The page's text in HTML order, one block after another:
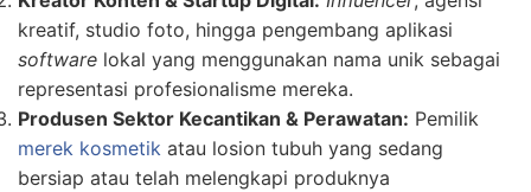
kreatif, studio foto, hingga pengembang aplikasi
software lokal yang menggunakan nama unik sebagai
representasi profesionalisme mereka.
Produsen Sektor Kecantikan & Perawatan: Pemilik
merek kosmetik atau losion tubuh yang sedang
bersiap atau telah melengkapi produknya